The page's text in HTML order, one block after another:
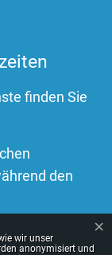
finden Sie
den
wir unser
anonymisiert und
×